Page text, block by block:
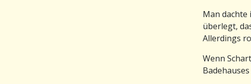
Man dachte
überlegt,
Allerdings
Wenn